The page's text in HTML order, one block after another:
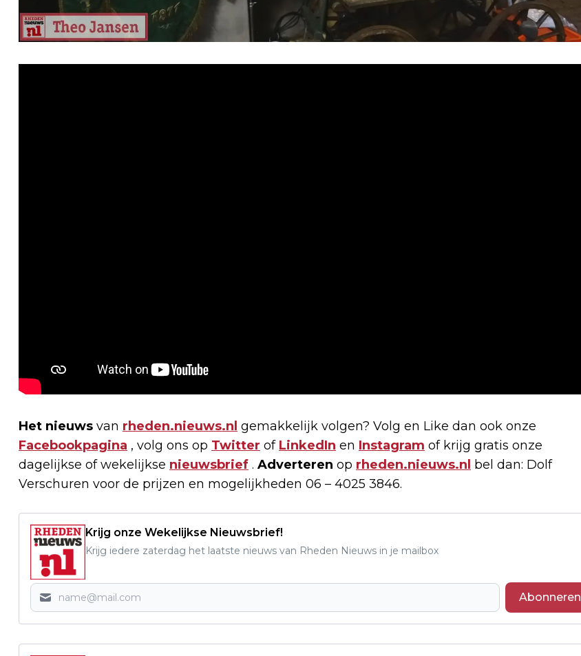
Het nieuws van rheden.nieuws.nl gemakkelijk volgen? Volg en Like dan ook onze
Facebookpagina , volg ons op Twitter of LinkedIn en Instagram of krijg gratis onze
dagelijkse of wekelijkse nieuwsbrief . Adverteren op rheden.nieuws.nl bel dan: Dolf
Verschuren voor de prijzen en mogelijkheden 06 – 4025 3846.
Krijg onze Wekelijkse Nieuwsbrief!
Krijg iedere zaterdag het laatste nieuws van Rheden Nieuws in je mailbox
Abonneren